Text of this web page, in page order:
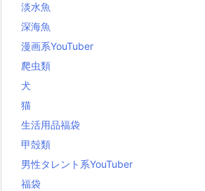
淡水魚
深海魚
漫画系YouTuber
爬虫類
犬
猫
生活用品福袋
甲殻類
男性タレント系YouTuber
福袋